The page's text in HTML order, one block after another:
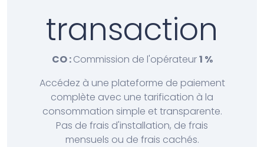
transaction
CO :Commission de l'opérateur1 %
Accédez à une plateforme de paiement
complète avec une tarification à la
consommation simple et transparente.
Pas de frais d'installation, de frais
mensuels ou de frais cachés.